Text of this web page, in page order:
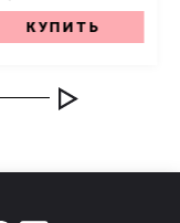
КУПИТЬ